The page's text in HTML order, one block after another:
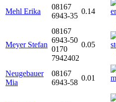
Mehl Erika
08167
6943-35
0.14
Meyer Stefan
08167
6943-50
0170
7942402
0.05
Neugebauer
Mia
08167
6943-58
0.01